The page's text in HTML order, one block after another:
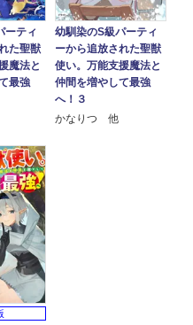
ーティ
た聖獣
魔法と
最強
幼馴染のS級パーティ
ーから追放された聖獣
使い。万能支援魔法と
仲間を増やして最強
へ！３
かなりつ 他